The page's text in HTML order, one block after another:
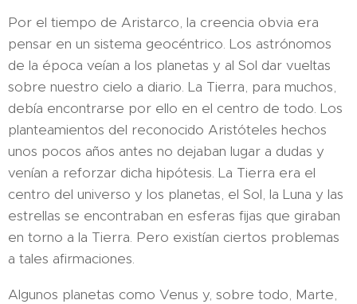
Por el tiempo de Aristarco, la creencia obvia era
pensar en un sistema geocéntrico. Los astrónomos
de la época veían a los planetas y al Sol dar vueltas
sobre nuestro cielo a diario. La Tierra, para muchos,
debía encontrarse por ello en el centro de todo. Los
planteamientos del reconocido Aristóteles hechos
unos pocos años antes no dejaban lugar a dudas y
venían a reforzar dicha hipótesis. La Tierra era el
centro del universo y los planetas, el Sol, la Luna y las
estrellas se encontraban en esferas fijas que giraban
en torno a la Tierra. Pero existían ciertos problemas
a tales afirmaciones.
Algunos planetas como Venus y, sobre todo, Marte,